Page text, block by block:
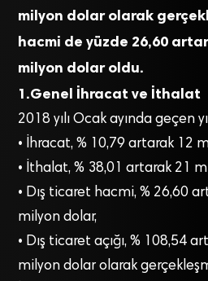
milyon dolar olarak
hacmi de yüzde 26,60
milyon dolar oldu.
1.Genel İhracat ve İthalat
2018 yılı Ocak ayında geçen
• İhracat, % 10,79 artarak 12
• İthalat, % 38,01 artarak 21
• Dış ticaret hacmi, % 26,60
milyon dolar,
• Dış ticaret açığı, % 108,54
milyon dolar olarak